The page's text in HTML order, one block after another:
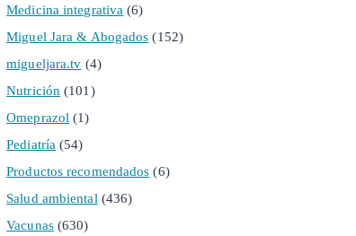
Medicina integrativa (6)
Miguel Jara & Abogados (152)
migueljara.tv (4)
Nutrición (101)
Omeprazol (1)
Pediatría (54)
Productos recomendados (6)
Salud ambiental (436)
Vacunas(630)